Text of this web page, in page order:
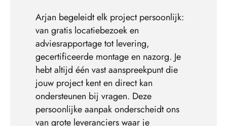
Arjan begeleidt elk project persoonlijk:
van gratis locatiebezoek en
adviesrapportage tot levering,
gecertificeerde montage en nazorg. Je
hebt altijd één vast aanspreekpunt die
jouw project kent en direct kan
ondersteunen bij vragen. Deze
persoonlijke aanpak onderscheidt ons
van grote leveranciers waar je